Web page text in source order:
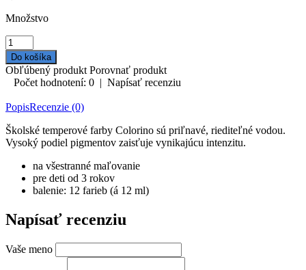
Množstvo
Obľúbený produkt Porovnať produkt
Počet hodnotení: 0 | Napísať recenziu
PopisRecenzie (0)
Školské temperové farby Colorino sú priľnavé, riediteľné vodou.
Vysoký podiel pigmentov zaisťuje vynikajúcu intenzitu.
na všestranné maľovanie
pre deti od 3 rokov
balenie: 12 farieb (á 12 ml)
Napísať recenziu
Vaše meno